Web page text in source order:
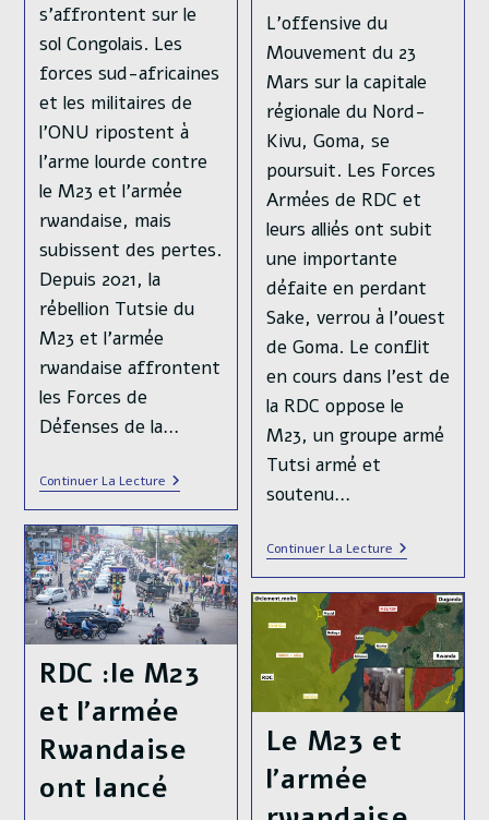
s'affrontent sur le
sol Congolais. Les
forces sud-africaines
et les militaires de
l'ONU ripostent à
l'arme lourde contre
le M23 et l'armée
rwandaise, mais
subissent des pertes.
Depuis 2021, la
rébellion Tutsie du
M23 et l'armée
rwandaise affrontent
les Forces de
Défenses de la…
Continuer La LectureA
Goma,
Deux
Puissances
Africaines,
Le
Rwanda
Et
L’Afrique
Du
S’affrontent
Sur
Le
Sol
Congolais
L'offensive du
Mouvement du 23
Mars sur la capitale
régionale du Nord-
Kivu, Goma, se
poursuit. Les Forces
Armées de RDC et
leurs alliés ont subit
une importante
défaite en perdant
Sake, verrou à l'ouest
de Goma. Le conflit
en cours dans l'est de
la RDC oppose le
M23, un groupe armé
Tutsi armé et
soutenu…
Continuer La LectureL’offensive
Du
Mouvement
Du
23
Mars
Sur
La
Capitale
Régionale
Nord-
Kivu,
Poursuit
RDC :le M23
et l’armée
Rwandaise
ont lancé
Le M23 et
l’armée